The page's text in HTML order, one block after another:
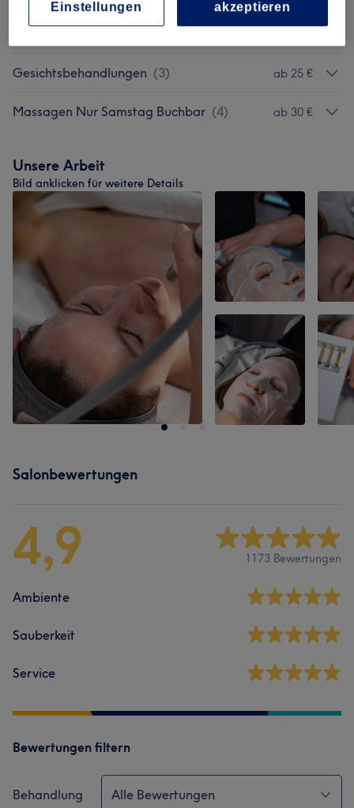
Gesichtsbehandlungen (3) ab 25 €
Massagen Nur Samstag Buchbar (4) ab 30 €
Unsere Arbeit
Bild anklicken für weitere Details
Salonbewertungen
4,9 1173 Bewertungen
Ambiente
Sauberkeit
Service
Bewertungen filtern
Behandlung Alle Bewertungen
Einstellungen
akzeptieren